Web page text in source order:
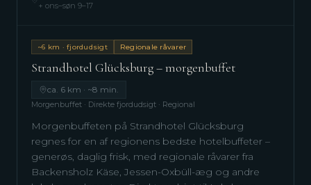
+ ons–søn 9–17
~6 km · fjordudsigt Regionale råvarer
Strandhotel Glücksburg – morgenbuffet
ca. 6 km · ~8 min.
Morgenbuffet · Direkte fjordudsigt · Regional
Morgenbuffeten på Strandhotel Glücksburg
regnes for en af regionens bedste hotelbuffeter –
generøs, daglig frisk, med regionale råvarer fra
Backensholz Käse, Jessen-Oxbüll-æg og andre